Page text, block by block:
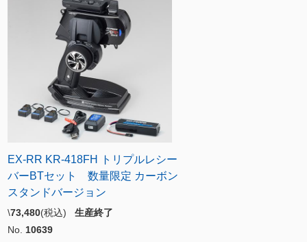
EX-RR KR-418FH トリプルレシー
バーBTセット 数量限定 カーボン
スタンドバージョン
\73,480(税込) 生産終了
No. 10639